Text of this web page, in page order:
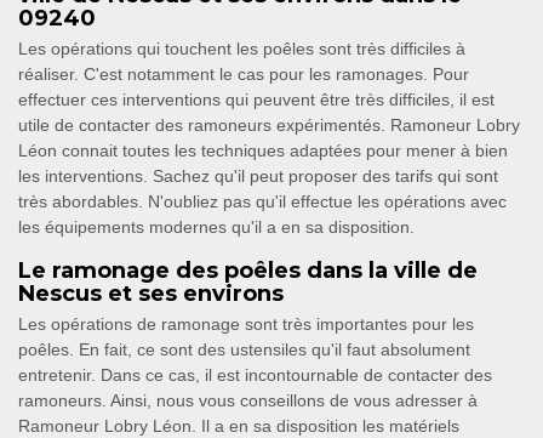
09240
Les opérations qui touchent les poêles sont très difficiles à
réaliser. C'est notamment le cas pour les ramonages. Pour
effectuer ces interventions qui peuvent être très difficiles, il est
utile de contacter des ramoneurs expérimentés. Ramoneur Lobry
Léon connait toutes les techniques adaptées pour mener à bien
les interventions. Sachez qu'il peut proposer des tarifs qui sont
très abordables. N'oubliez pas qu'il effectue les opérations avec
les équipements modernes qu'il a en sa disposition.
Le ramonage des poêles dans la ville de
Nescus et ses environs
Les opérations de ramonage sont très importantes pour les
poêles. En fait, ce sont des ustensiles qu'il faut absolument
entretenir. Dans ce cas, il est incontournable de contacter des
ramoneurs. Ainsi, nous vous conseillons de vous adresser à
Ramoneur Lobry Léon. Il a en sa disposition les matériels